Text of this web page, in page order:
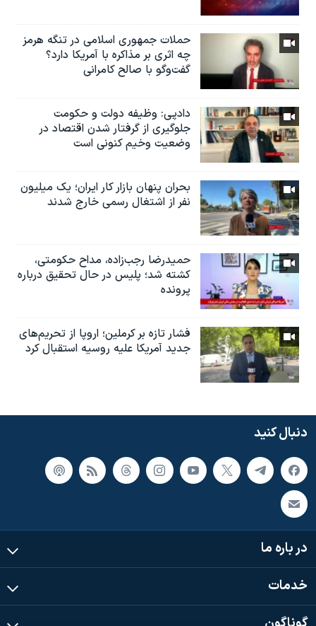
حملات جمهوری اسلامی در تنگه هرمز
چه اثری بر مذاکره با آمریکا دارد؟
گفت‌وگو با صالح کامرانی
دادپی: وظیفه دولت و حکومت
جلوگیری از گرفتار شدن اقتصاد در
وضعیت وخیم کنونی است
بحران پنهان بازار کار ایران؛ یک میلیون
نفر از اشتغال رسمی خارج شدند
حمیدرضا رجب‌زاده، مداح حکومتی،
کشته شد؛ پلیس در حال تحقیق درباره
پرونده
فشار تازه بر کرملین؛ اروپا از تحریم‌های
جدید آمریکا علیه روسیه استقبال کرد
دنبال کنید
در باره ما
خدمات